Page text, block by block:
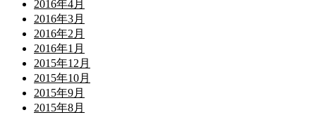
2016年4月
2016年3月
2016年2月
2016年1月
2015年12月
2015年10月
2015年9月
2015年8月